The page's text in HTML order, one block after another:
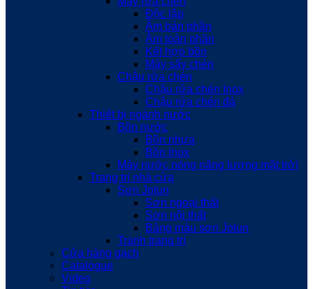
Độc lập
Âm bán phần
Âm toàn phần
Kết hợp bồn
Máy sấy chén
Chậu rửa chén
Chậu rửa chén Inox
Chậu rửa chén đá
Thiết bị ngành nước
Bồn nước
Bồn nhựa
Bồn Inox
Máy nước nóng năng lượng mặt trời
Trang trí nhà cửa
Sơn Jotun
Sơn ngoại thất
Sơn nội thất
Bảng màu sơn Jotun
Tranh trang trí
Cửa hàng gạch
Catalogue
Video